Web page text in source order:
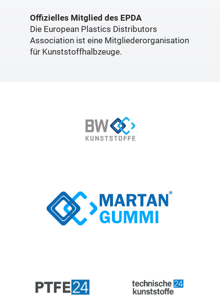
Offizielles Mitglied des EPDA
Die European Plastics Distributors
Association ist eine Mitgliederorganisation
für Kunststoffhalbzeuge.